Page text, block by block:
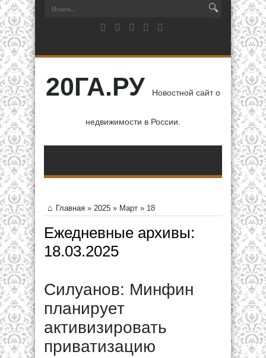
20ГА.РУ Новостной сайт о
недвижимости в России.
Главная » 2025 » Март » 18
Ежедневные архивы:
18.03.2025
Силуанов: Минфин
планирует
активизировать
приватизацию